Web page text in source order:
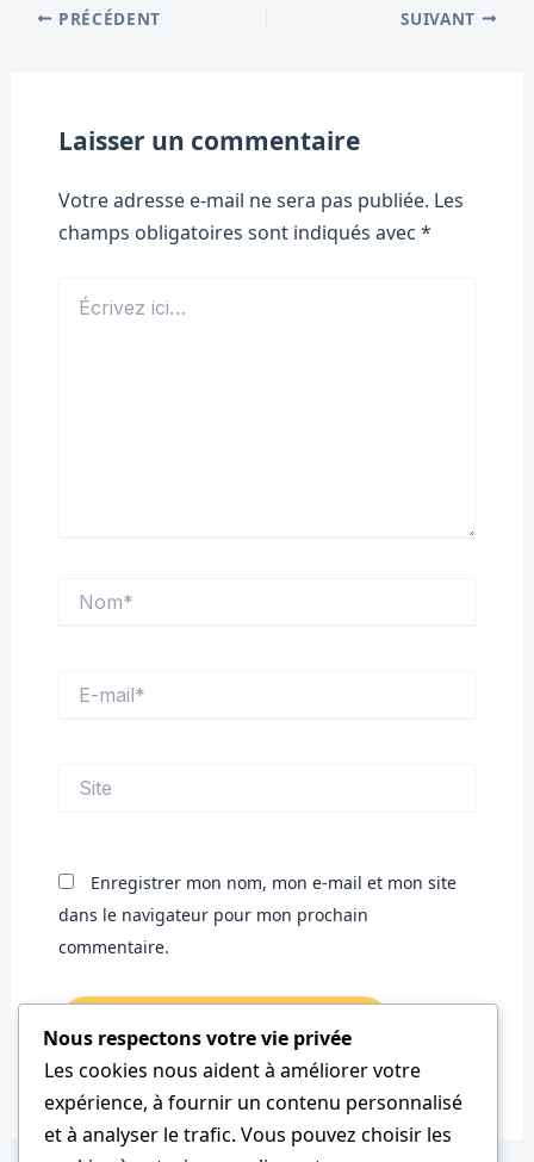
PRÉCÉDENT SUIVANT
Laisser un commentaire
Votre adresse e-mail ne sera pas publiée. Les
champs obligatoires sont indiqués avec *
ici…
mail*
Enregistrer mon nom, mon e-mail et mon site
dans le navigateur pour mon prochain
commentaire.
Nous respectons votre vie privée
Les cookies nous aident à améliorer votre
expérience, à fournir un contenu personnalisé
et à analyser le trafic. Vous pouvez choisir les